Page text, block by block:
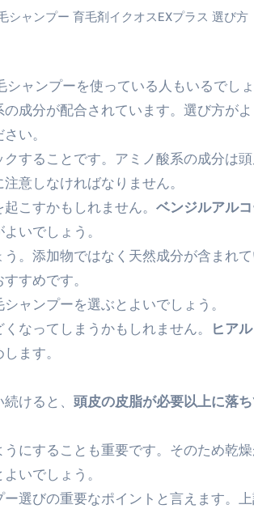
目・仕訳・申告書記載方法
国になった理由です。国民は●●をし
検証してみた！ズボラ株投資
ブログSNS共通
き！ #shorts
の方法 #投資詐欺 #詐欺 #弁護士 #法律
金で受け取る方法
3選！#shorts
#shorts
になる！
危険回避と安全な稼ぎ方を徹底解説
資してる営業39歳サラリーマン【
か？#Shorts
シャンプー 育毛剤イクオスEXプラス 選び方
シャンプーを使っている人もいるでし
成分が配合されています。選び方が
い。
することです。アミノ酸系の成分は
意しなければなりません。
こすかもしれません。 ベンジルアル
いでしょう。
う。添加物ではなく天然成分が含まれ
すめです。
ャンプーを選ぶとよいでしょう。
なってしまうかもしれません。
ヒア
ます。
けると、 頭皮の皮脂が必要以上に落
にすることも重要です。そのため乾
いでしょう。
選びの重要なポイントと言えます。